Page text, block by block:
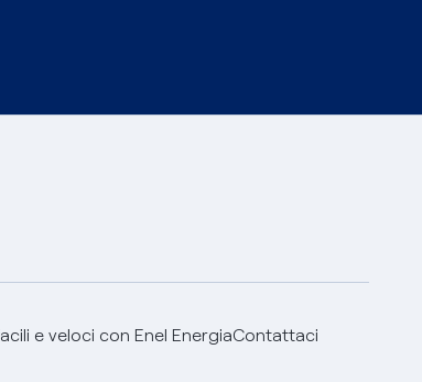
e veloci con Enel EnergiaContattaci